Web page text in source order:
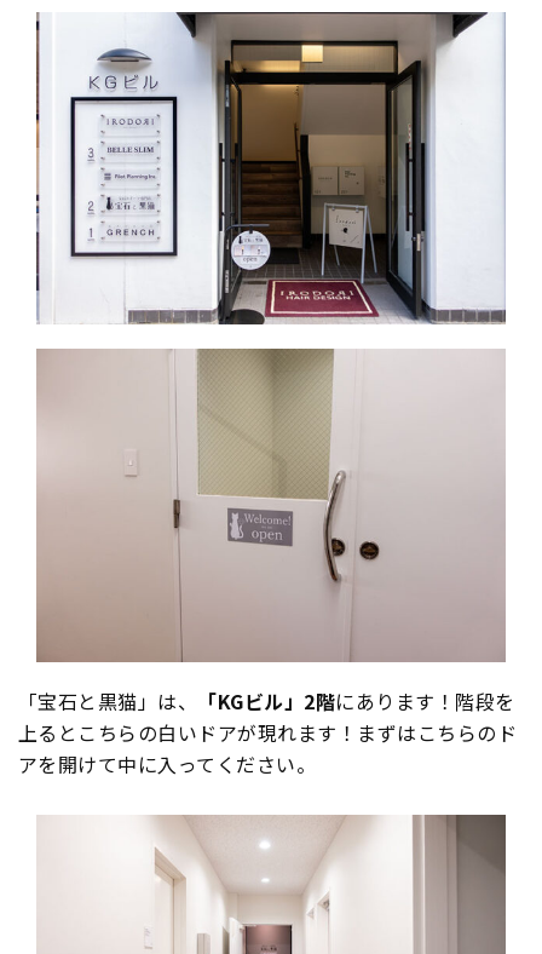
「宝石と黒猫」は、 「KGビル」2階にあります！階段を
上るとこちらの白いドアが現れます！まずはこちらのド
アを開けて中に入ってください。